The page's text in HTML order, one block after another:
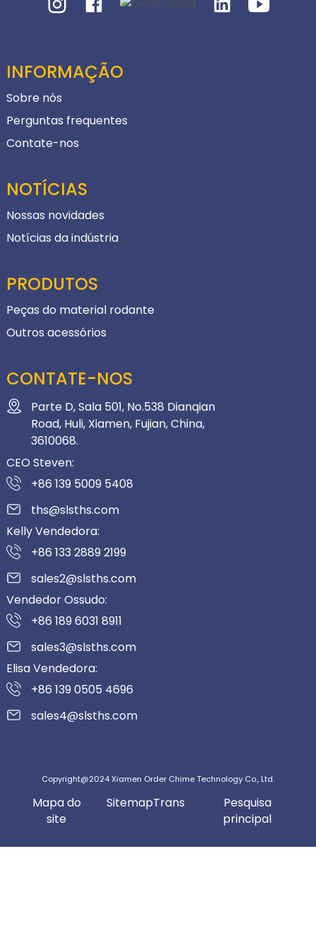
INFORMAÇÃO
Sobre nós
Perguntas frequentes
Contate-nos
NOTÍCIAS
Nossas novidades
Notícias da indústria
PRODUTOS
Peças do material rodante
Outros acessórios
CONTATE-NOS
Parte D, Sala 501, No.538 Dianqian
Road, Huli, Xiamen, Fujian, China,
3610068.
CEO Steven:
+86 139 5009 5408
ths@slsths.com
Kelly Vendedora:
+86 133 2889 2199
sales2@slsths.com
Vendedor Ossudo:
+86 189 6031 8911
sales3@slsths.com
Elisa Vendedora:
+86 139 0505 4696
sales4@slsths.com
Copyright@2024 Xiamen Order Chime Technology Co., Ltd.
Mapa do
site
SitemapTrans
Pesquisa
principal